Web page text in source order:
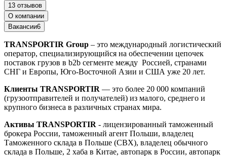
13 отзывов
О компании
Вакансии6
TRANSPORTIR Group – это международный логистический
оператор, специализирующийся на обеспечении цепочек
поставок грузов в b2b сегменте между Россией, странами
СНГ и Европы, Юго-Восточной Азии и США уже 20 лет.
Клиенты TRANSPORTIR — это более 20 000 компаний
(грузоотправителей и получателей) из малого, среднего и
крупного бизнеса в различных странах мира.
Активы TRANSPORTIR - лицензированный таможенный
брокера России, таможенный агент Польши, владелец
Таможенного склада в Польше (СВХ), владелец обычного
склада в Польше, 2 хаба в Китае, автопарк в России, автопарк